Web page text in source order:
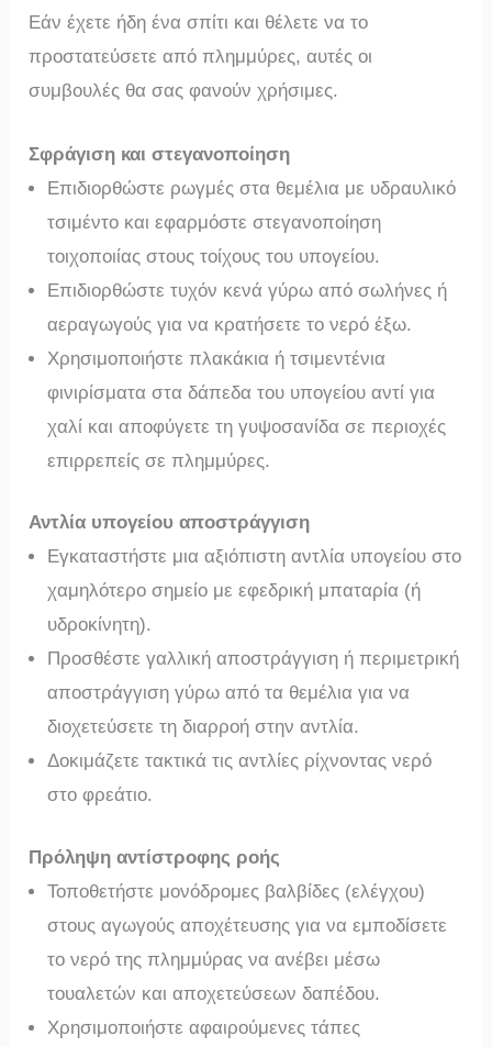
Εάν έχετε ήδη ένα σπίτι και θέλετε να το
προστατεύσετε από πλημμύρες, αυτές οι
συμβουλές θα σας φανούν χρήσιμες.
Σφράγιση και στεγανοποίηση
Επιδιορθώστε ρωγμές στα θεμέλια με υδραυλικό
τσιμέντο και εφαρμόστε στεγανοποίηση
τοιχοποιίας στους τοίχους του υπογείου.
Επιδιορθώστε τυχόν κενά γύρω από σωλήνες ή
αεραγωγούς για να κρατήσετε το νερό έξω.
Χρησιμοποιήστε πλακάκια ή τσιμεντένια
φινιρίσματα στα δάπεδα του υπογείου αντί για
χαλί και αποφύγετε τη γυψοσανίδα σε περιοχές
επιρρεπείς σε πλημμύρες.
Αντλία υπογείου αποστράγγιση
Εγκαταστήστε μια αξιόπιστη αντλία υπογείου στο
χαμηλότερο σημείο με εφεδρική μπαταρία (ή
υδροκίνητη).
Προσθέστε γαλλική αποστράγγιση ή περιμετρική
αποστράγγιση γύρω από τα θεμέλια για να
διοχετεύσετε τη διαρροή στην αντλία.
Δοκιμάζετε τακτικά τις αντλίες ρίχνοντας νερό
στο φρεάτιο.
Πρόληψη αντίστροφης ροής
Τοποθετήστε μονόδρομες βαλβίδες (ελέγχου)
στους αγωγούς αποχέτευσης για να εμποδίσετε
το νερό της πλημμύρας να ανέβει μέσω
τουαλετών και αποχετεύσεων δαπέδου.
Χρησιμοποιήστε αφαιρούμενες τάπες